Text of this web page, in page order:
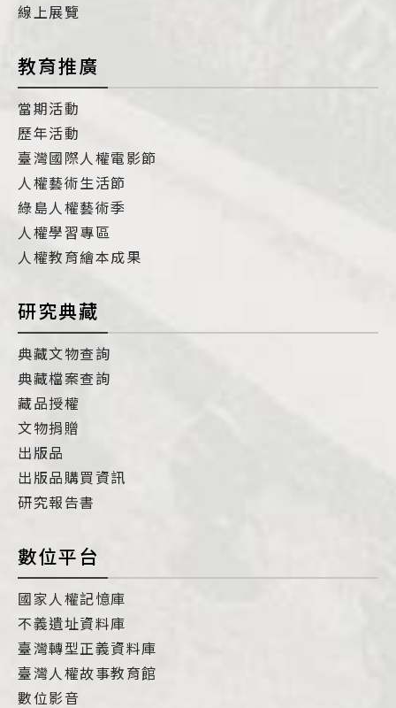
線上展覽
教育推廣
當期活動
歷年活動
臺灣國際人權電影節
人權藝術生活節
綠島人權藝術季
人權學習專區
人權教育繪本成果
研究典藏
典藏文物查詢
典藏檔案查詢
藏品授權
文物捐贈
出版品
出版品購買資訊
研究報告書
數位平台
國家人權記憶庫
不義遺址資料庫
臺灣轉型正義資料庫
臺灣人權故事教育館
數位影音